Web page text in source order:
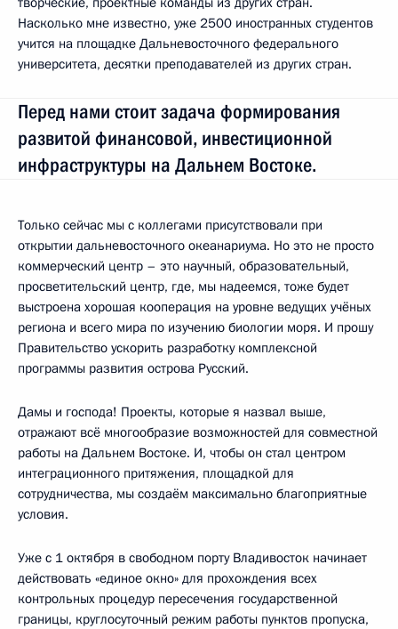
Насколько мне известно, уже 2500 иностранных студентов
учится на площадке Дальневосточного федерального
университета, десятки преподавателей из других стран.
Перед нами стоит задача формирования
развитой финансовой, инвестиционной
инфраструктуры на Дальнем Востоке.
Только сейчас мы с коллегами присутствовали при
открытии дальневосточного океанариума. Но это не просто
коммерческий центр – это научный, образовательный,
просветительский центр, где, мы надеемся, тоже будет
выстроена хорошая кооперация на уровне ведущих учёных
региона и всего мира по изучению биологии моря. И прошу
Правительство ускорить разработку комплексной
программы развития острова Русский.
Дамы и господа! Проекты, которые я назвал выше,
отражают всё многообразие возможностей для совместной
работы на Дальнем Востоке. И, чтобы он стал центром
интеграционного притяжения, площадкой для
сотрудничества, мы создаём максимально благоприятные
условия.
Уже с 1 октября в свободном порту Владивосток начинает
действовать «единое окно» для прохождения всех
контрольных процедур пересечения государственной
границы, круглосуточный режим работы пунктов пропуска,